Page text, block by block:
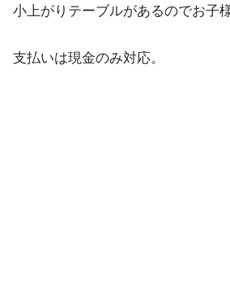
小上がりテーブルがあるのでお子
支払いは現金のみ対応。